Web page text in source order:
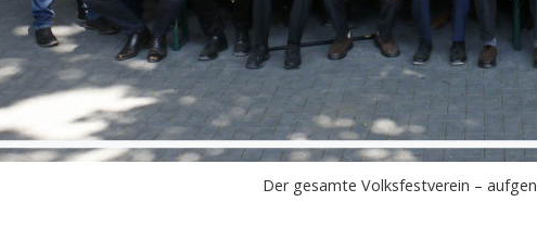
Der gesamte Volksfestverein –